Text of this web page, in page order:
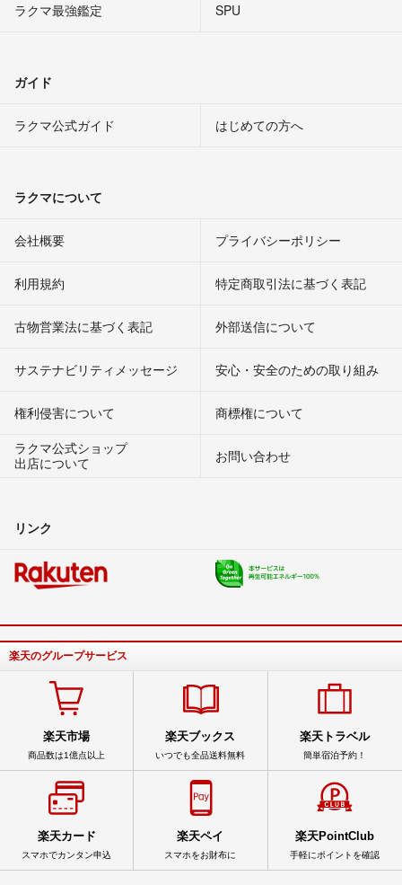
ラクマ最強鑑定
SPU
ガイド
ラクマ公式ガイド はじめての方へ
ラクマについて
会社概要 プライバシーポリシー
利用規約 特定商取引法に基づく表記
古物営業法に基づく表記 外部送信について
サステナビリティメッセージ 安心・安全のための取り組み
権利侵害について
商標権について
ラクマ公式ショップ
出店について
お問い合わせ
リンク
楽天のグループサービス
楽天市場
商品数は1億点以上
楽天ブックス
いつでも全品送料無料
楽天トラベル
簡単宿泊予約！
楽天カード
スマホでカンタン申込
楽天ペイ
スマホをお財布に
楽天PointClub
手軽にポイントを確認